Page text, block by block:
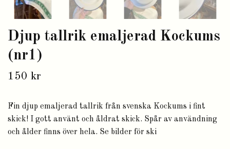
Djup tallrik emaljerad Kockums
(nr1)
150 kr
Fin djup emaljerad tallrik från svenska Kockums i fint
skick! I gott använt och åldrat skick. Spår av användning
och ålder finns över hela. Se bilder för ski